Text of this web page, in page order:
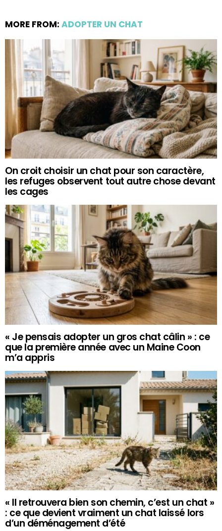
MORE FROM: ADOPTER UN CHAT
On croit choisir un chat pour son caractère,
les refuges observent tout autre chose devant
les cages
« Je pensais adopter un gros chat câlin » : ce
que la première année avec un Maine Coon
m’a appris
« Il retrouvera bien son chemin, c’est un chat »
: ce que devient vraiment un chat laissé lors
d’un déménagement d’été